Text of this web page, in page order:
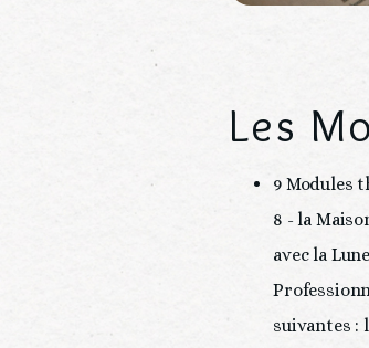
Les
9 Modules
8 - la
avec la
suivantes